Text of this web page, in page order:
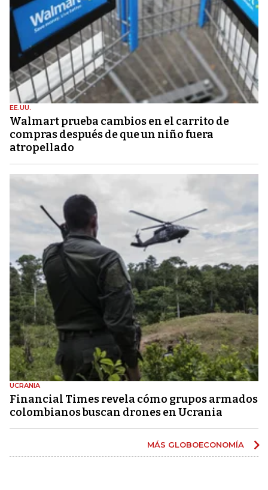
EE.UU.
Walmart prueba cambios en el carrito de
compras después de que un niño fuera
atropellado
UCRANIA
Financial Times revela cómo grupos armados
colombianos buscan drones en Ucrania
MÁS GLOBOECONOMÍA